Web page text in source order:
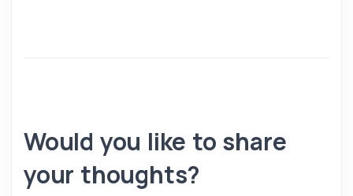
Would you like to share
your thoughts?